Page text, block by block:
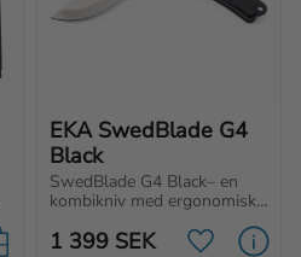
EKA SwedBlade G4
Black
SwedBlade G4 Black– en
kombikniv med ergonomisk
Smidig växling mellan blad
1 399 SEK